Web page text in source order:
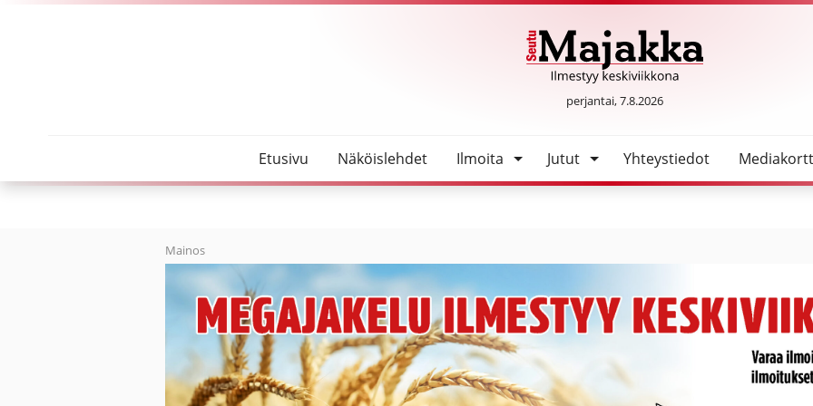
SeutuMajakka
perjantai, 7.8.2026
Etusivu Näköislehdet Ilmoita Jutut Yhteystiedot
Mainos